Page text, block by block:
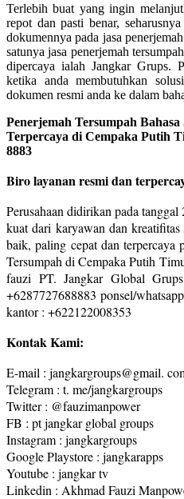
Terlebih buat yang ingin
repot dan pasti benar,
dokumennya pada jasa
satunya jasa penerjemah
dipercaya ialah Jangkar Grups.
ketika anda membutuhkan
dokumen resmi anda ke dalam
Penerjemah Tersumpah
Terpercaya di Cempaka Putih
8883
Biro layanan resmi dan
Perusahaan didirikan pada
kuat dari karyawan dan
baik, paling cepat dan terpercaya
Tersumpah di Cempaka Putih
fauzi PT. Jangkar Global
+6287727688883 ponsel/
kantor : +622122008353
Kontak Kami:
E-mail : jangkargroups@gmail.
Telegram : t. me/jangkargroups
Twitter : @fauzimanpower
FB : pt jangkar global groups
Instagram : jangkargroups
Google Playstore : jangkarapps
Youtube : jangkar tv
Linkedin : Akhmad Fauzi